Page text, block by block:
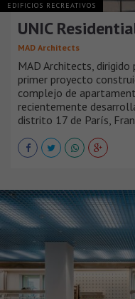
EDIFICIOS RECREATIVOS
UNIC
MAD Architects
MAD Architects,
primer proyecto
complejo de
recientemente
distrito 17 de París,